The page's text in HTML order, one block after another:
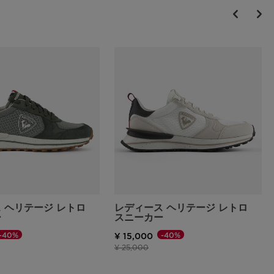
ヘリテージ レトロ
40%
レディース ヘリテージ レトロ
スニーカー
¥ 15,000
値下げ前の価格
¥ 25,000値下げ後の価格
-40%